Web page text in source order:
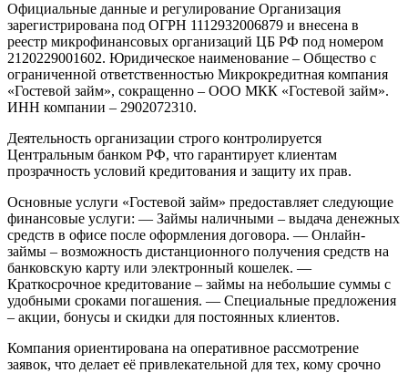
Официальные данные и регулирование Организация
зарегистрирована под ОГРН 1112932006879 и внесена в
реестр микрофинансовых организаций ЦБ РФ под номером
2120229001602. Юридическое наименование – Общество с
ограниченной ответственностью Микрокредитная компания
«Гостевой займ», сокращенно – ООО МКК «Гостевой займ».
ИНН компании – 2902072310.
Деятельность организации строго контролируется
Центральным банком РФ, что гарантирует клиентам
прозрачность условий кредитования и защиту их прав.
Основные услуги «Гостевой займ» предоставляет следующие
финансовые услуги: — Займы наличными – выдача денежных
средств в офисе после оформления договора. — Онлайн-
займы – возможность дистанционного получения средств на
банковскую карту или электронный кошелек. —
Краткосрочное кредитование – займы на небольшие суммы с
удобными сроками погашения. — Специальные предложения
– акции, бонусы и скидки для постоянных клиентов.
Компания ориентирована на оперативное рассмотрение
заявок, что делает её привлекательной для тех, кому срочно